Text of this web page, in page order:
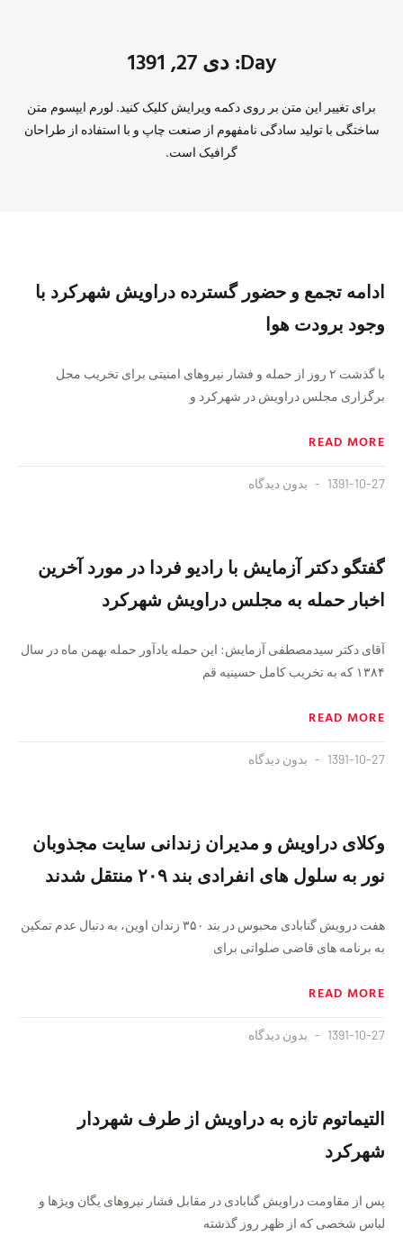
Day: دی 27, 1391
برای تغییر این متن بر روی دکمه ویرایش کلیک کنید. لورم ایپسوم متن
ساختگی با تولید سادگی نامفهوم از صنعت چاپ و با استفاده از طراحان
گرافیک است.
ادامه تجمع و حضور گسترده دراویش شهرکرد با
وجود برودت هوا
با گذشت ۲ روز از حمله و فشار نیروهای امنیتی برای تخریب محل
برگزاری مجلس دراویش در شهرکرد و
READ MORE
1391-10-27 بدون دیدگاه
گفتگو دکتر آزمایش با رادیو فردا در مورد آخرین
اخبار حمله به مجلس دراویش شهرکرد
آقای دکتر سیدمصطفی آزمایش: این حمله یادآور حمله بهمن ماه در سال
۱۳۸۴ که به تخریب کامل حسینیه قم
READ MORE
1391-10-27 بدون دیدگاه
وکلای دراویش و مدیران زندانی سایت مجذوبان
نور به سلول های انفرادی بند ۲۰۹ منتقل شدند
هفت درویش گنابادی محبوس در بند ۳۵۰ زندان اوین، به دنبال عدم تمکین
به برنامه های قاضی صلواتی برای
READ MORE
1391-10-27 بدون دیدگاه
التیماتوم تازه به دراویش از طرف شهردار
شهرکرد
پس از مقاومت دراویش گنابادی در مقابل فشار نیروهای یگان ویژها و
لباس شخصی که از ظهر روز گذشته